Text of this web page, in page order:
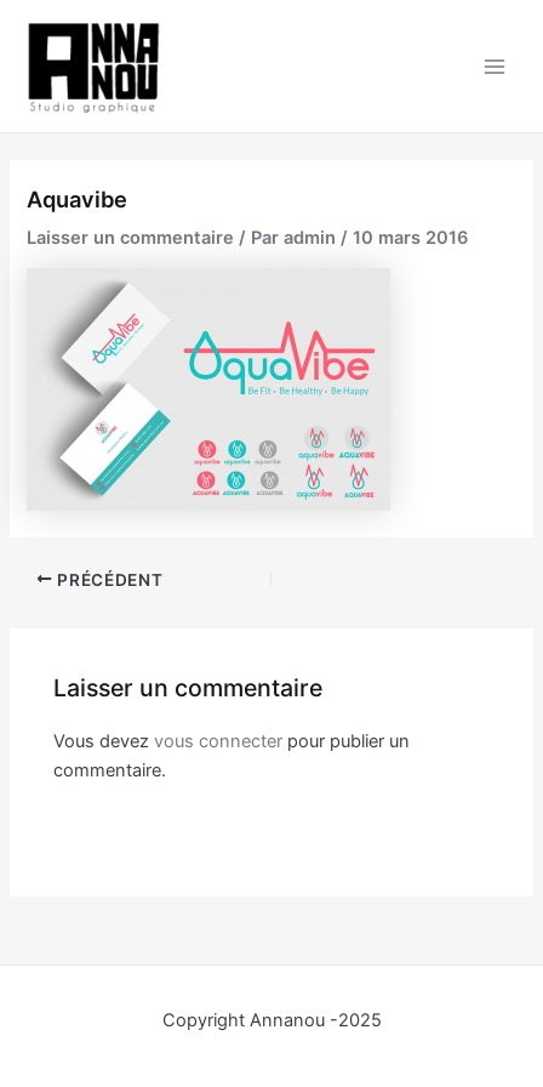
contenu
Aquavibe
Laisser un commentaire / Paradmin/10 mars 2016
NavigationPRÉCÉDENT
Laisser un commentaire
Vous devezvous connecter pour publier un
commentaire.
Copyright Annanou -2025